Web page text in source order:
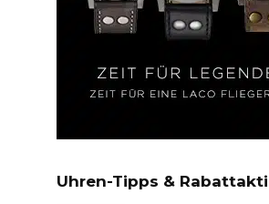
Uhren-Tipps &